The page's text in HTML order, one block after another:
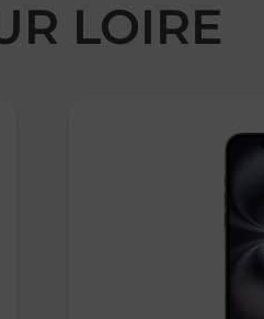
LOIRE